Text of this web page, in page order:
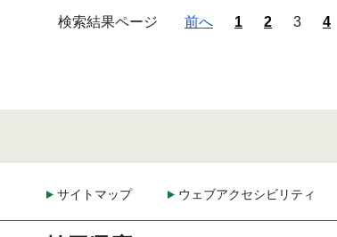
検索結果ページ 前へ 1 2 3 4
サイトマップ ウェブアクセシビリティ